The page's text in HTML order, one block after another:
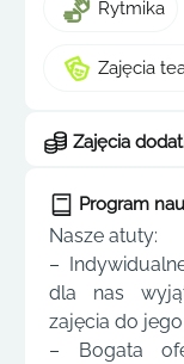
Rytmika
Zajęcia
Zajęcia
Program
Nasze atuty:
–
dla nas
zajęcia do
– Bogata